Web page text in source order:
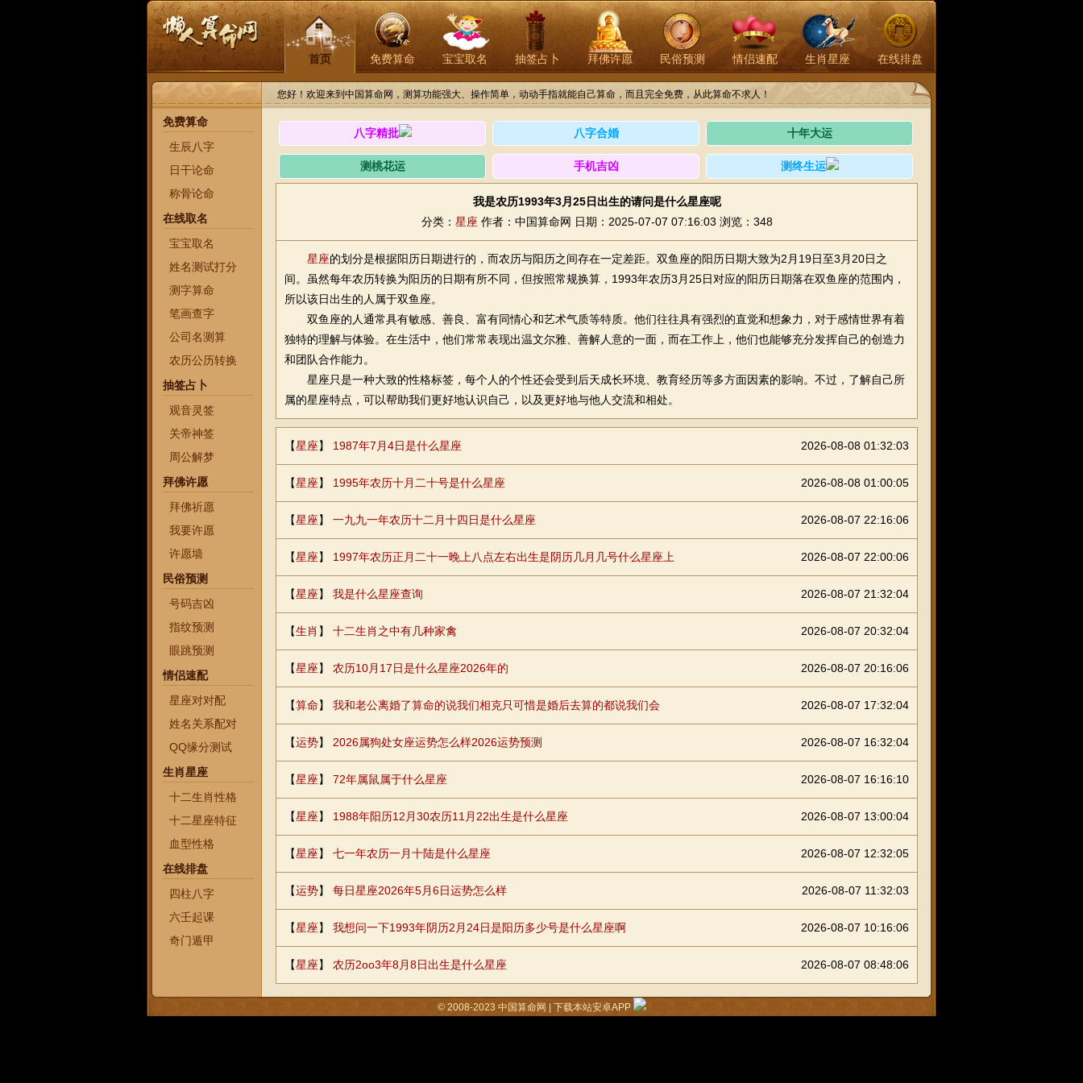
首页 免费算命 宝宝取名 抽签占卜 拜佛许愿 民俗预测 情侣速配 生肖星座 在线排盘
您好！欢迎来到中国算命网，测算功能强大、操作简单，动动手指就能自己算命，而且完全免费，从此算命不求人！
免费算命
生辰八字
日干论命
称骨论命
在线取名
宝宝取名
姓名测试打分
测字算命
笔画查字
公司名测算
农历公历转换
抽签占卜
观音灵签
关帝神签
周公解梦
拜佛许愿
拜佛祈愿
我要许愿
许愿墙
民俗预测
号码吉凶
指纹预测
眼跳预测
情侣速配
星座对对配
姓名关系配对
QQ缘分测试
生肖星座
十二生肖性格
十二星座特征
血型性格
在线排盘
四柱八字
六壬起课
奇门遁甲
八字精批 八字合婚 十年大运
测桃花运 手机吉凶 测终生运
我是农历1993年3月25日出生的请问是什么星座呢
分类： 星座 作者：中国算命网 日期：2025-07-07 07:16:03 浏览：348
星座的划分是根据阳历日期进行的，而农历与阳历之间存在一定差距。双鱼座的阳历日期大致为2月19日至3月20日之
间。虽然每年农历转换为阳历的日期有所不同，但按照常规换算，1993年农历3月25日对应的阳历日期落在双鱼座的范围内，
所以该日出生的人属于双鱼座。
双鱼座的人通常具有敏感、善良、富有同情心和艺术气质等特质。他们往往具有强烈的直觉和想象力，对于感情世界有着
独特的理解与体验。在生活中，他们常常表现出温文尔雅、善解人意的一面，而在工作上，他们也能够充分发挥自己的创造力
和团队合作能力。
星座只是一种大致的性格标签，每个人的个性还会受到后天成长环境、教育经历等多方面因素的影响。不过，了解自己所
属的星座特点，可以帮助我们更好地认识自己，以及更好地与他人交流和相处。
【星座】 1987年7月4日是什么星座 2026-08-08 01:32:03
【星座】 1995年农历十月二十号是什么星座 2026-08-08 01:00:05
【星座】 一九九一年农历十二月十四日是什么星座 2026-08-07 22:16:06
【星座】 1997年农历正月二十一晚上八点左右出生是阴历几月几号什么星座上 2026-08-07 22:00:06
【星座】 我是什么星座查询 2026-08-07 21:32:04
【生肖 】 十二生肖之中有几种家禽 2026-08-07 20:32:04
【星座】 农历10月17日是什么星座2026年的 2026-08-07 20:16:06
【算命】 我和老公离婚了算命的说我们相克只可惜是婚后去算的都说我们会 2026-08-07 17:32:04
【运势】 2026属狗处女座运势怎么样2026运势预测 2026-08-07 16:32:04
【星座】 72年属鼠属于什么星座 2026-08-07 16:16:10
【星座】 1988年阳历12月30农历11月22出生是什么星座 2026-08-07 13:00:04
【星座】 七一年农历一月十陆是什么星座 2026-08-07 12:32:05
【运势】 每日星座2026年5月6日运势怎么样 2026-08-07 11:32:03
【星座】 我想问一下1993年阴历2月24日是阳历多少号是什么星座啊 2026-08-07 10:16:06
【星座】 农历2oo3年8月8日出生是什么星座 2026-08-07 08:48:06
© 2008-2023 中国算命网 |下载本站安卓APP